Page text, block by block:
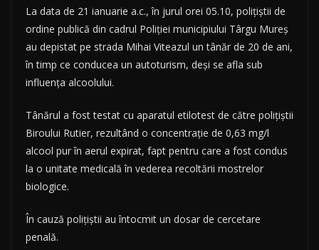
La data de 21 ianuarie a.c., în jurul orei 05.10, polițiștii de
ordine publică din cadrul Poliției municipiului Târgu Mureș
au depistat pe strada Mihai Viteazul un tânăr de 20 de ani,
în timp ce conducea un autoturism, deși se afla sub
influența alcoolului.
Tânărul a fost testat cu aparatul etilotest de către polițiștii
Biroului Rutier, rezultând o concentrație de 0,63 mg/l
alcool pur în aerul expirat, fapt pentru care a fost condus
la o unitate medicală în vederea recoltării mostrelor
biologice.
În cauză polițiștii au întocmit un dosar de cercetare
penală.